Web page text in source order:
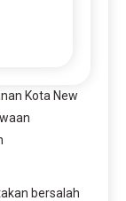
Kota New
bersalah